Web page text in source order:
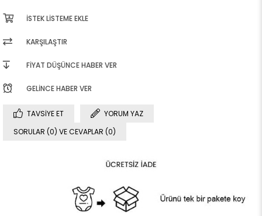
İSTEK LISTEME EKLE
KARŞILAŞTIR
FIYAT DÜŞÜNCE HABER VER
GELINCE HABER VER
TAVSIYE ET
YORUM YAZ
SORULAR (0) VE CEVAPLAR (0)